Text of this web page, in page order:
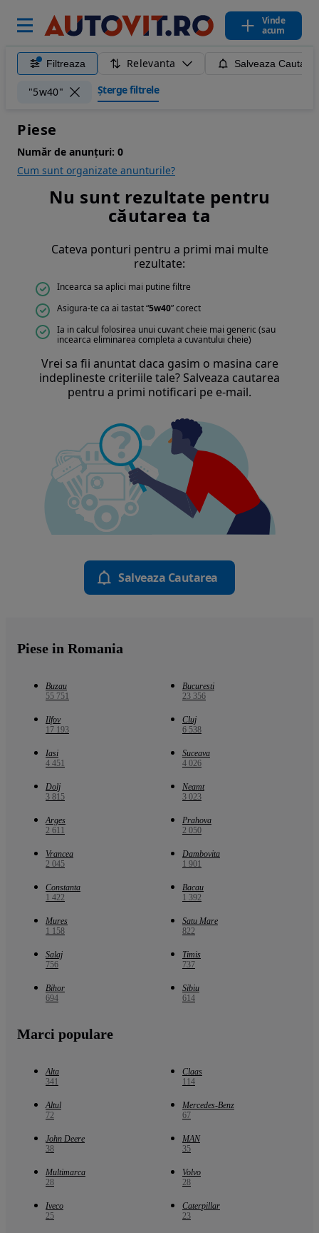
Vinde
acum
Filtreaza Relevanta Salveaza
"5w40" Șterge filtrele
Piese
Număr de anunțuri: 0
Cum sunt organizate anunturile?
Nu sunt rezultate pentru
căutarea ta
Cateva ponturi pentru a primi mai multe
rezultate:
Incearca sa aplici mai putine filtre
Asigura-te ca ai tastat “5w40” corect
Ia in calcul folosirea unui cuvant cheie mai generic (sau
incearca eliminarea completa a cuvantului cheie)
Vrei sa fii anuntat daca gasim o masina care
indeplineste criteriile tale? Salveaza cautarea
pentru a primi notificari pe e-mail.
Salveaza Cautarea
Piese in Romania
Buzau
55 751
Bucuresti
23 356
Ilfov
17 193
Cluj
6 538
Iasi
4 451
Suceava
4 026
Dolj
3 815
Neamt
3 023
Arges
2 611
Prahova
2 050
Vrancea
2 045
Dambovita
1 901
Constanta
1 422
Bacau
1 392
Mures
1 158
Satu Mare
822
Salaj
756
Timis
737
Bihor
694
Sibiu
614
Marci populare
Alta
341
Claas
114
Altul
72
Mercedes-Benz
67
John Deere
38
MAN
35
Multimarca
28
Volvo
28
Iveco
25
Caterpillar
23